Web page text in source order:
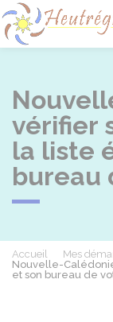
vérifier
la liste
bureau
Accueil Mes
Nouvelle-
et son bureau de